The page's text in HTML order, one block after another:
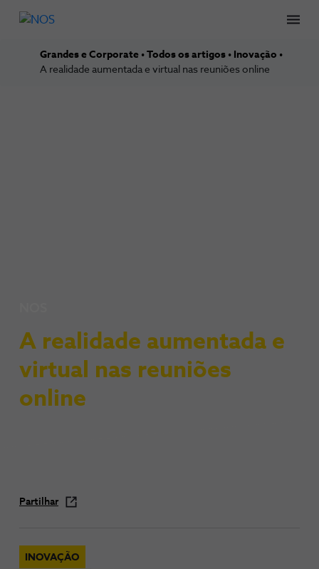
Grandes e Corporate Todos os artigos
Inovação
A realidade aumentada e virtual nas reuniões online
A realidade aumentada e
virtual nas reuniões
online
Partilhar
INOVAÇÃO